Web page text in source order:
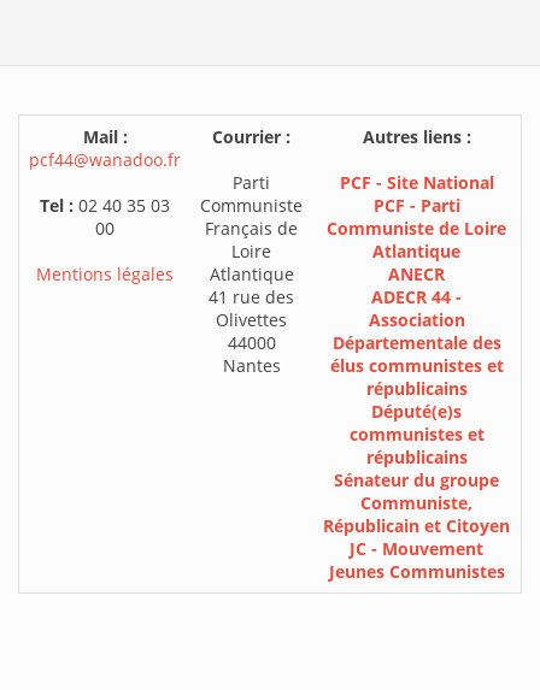
Mail :
pcf44@wanadoo.fr
Tel : 02 40 35 03
00
Mentions légales
Courrier :
Parti
Communiste
Français de
Loire
Atlantique
41 rue des
Olivettes
44000
Nantes
Autres liens :
PCF - Site National
PCF - Parti
Communiste de Loire
Atlantique
ANECR
ADECR 44 -
Association
Départementale des
élus communistes et
républicains
Député(e)s
communistes et
républicains
Sénateur du groupe
Communiste,
Républicain et Citoyen
JC - Mouvement
Jeunes Communistes